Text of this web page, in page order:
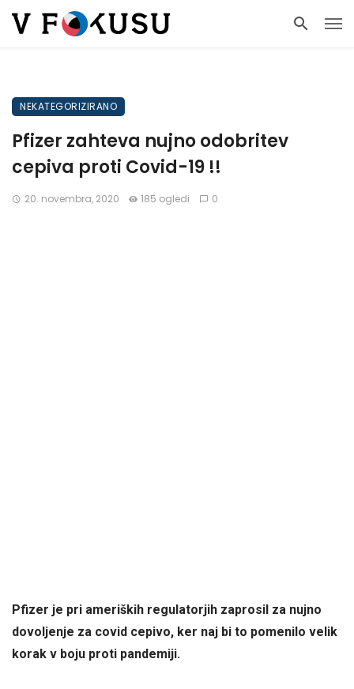
NEKATEGORIZIRANO
Pfizer zahteva nujno odobritev
cepiva proti Covid-19 !!
20. novembra, 2020 185 ogledi 0
Pfizer je pri ameriških regulatorjih zaprosil za nujno
dovoljenje za covid cepivo, ker naj bi to pomenilo velik
korak v boju proti pandemiji.